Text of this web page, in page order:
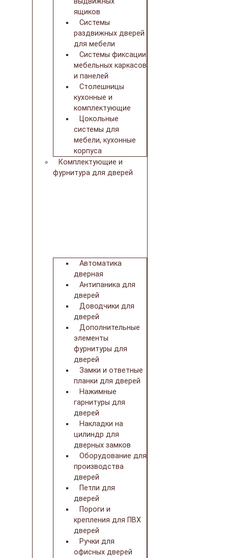
ящиков
Системы
раздвижных дверей
для мебели
Системы фиксации
мебельных каркасов
и панелей
Столешницы
кухонные и
комплектующие
Цокольные
системы для
мебели, кухонные
корпуса
Комплектующие и
фурнитура для дверей
Автоматика
дверная
Антипаника для
дверей
Доводчики для
дверей
Дополнительные
элементы
фурнитуры для
дверей
Замки и ответные
планки для дверей
Нажимные
гарнитуры для
дверей
Накладки на
цилиндр для
дверных замков
Оборудование для
производства
дверей
Петли для
дверей
Пороги и
крепления для ПВХ
дверей
Ручки для
офисных дверей